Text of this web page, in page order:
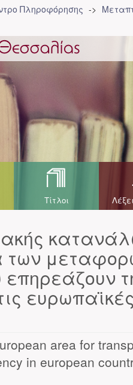
Πληροφόρησης
Τίτλοι
των
ευρωπαϊκές
area for
in european